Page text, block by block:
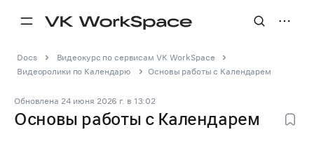
Docs
Видеокурс по сервисам VK WorkSpace
Видеоролики по Календарю
Основы работы с Календарем
Обновлена 24 июня 2026 г. в 13:02
Основы работы с Календарем